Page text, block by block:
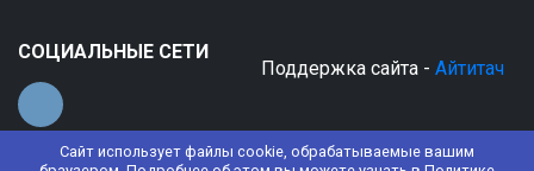
Сайт использует файлы cookie, обрабатываемые вашим
СОЦИАЛЬНЫЕ СЕТИ
Поддержка сайта - Айтитач